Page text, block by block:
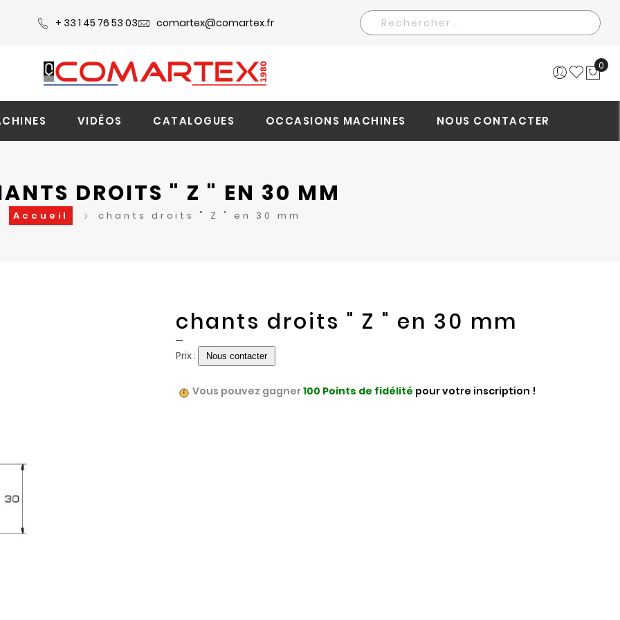
+ 33 1 45 76 53 03 comartex@comartex.fr
Rechercher
0
VIDÉOS CATALOGUES OCCASIONS MACHINES NOUS CONTACTER
DROITS " Z " EN 30 MM
Accueil chants droits " Z " en 30 mm
chants droits " Z " en 30 mm
Prix :
Vous pouvez gagner100 Points de fidélité pour votre inscription !